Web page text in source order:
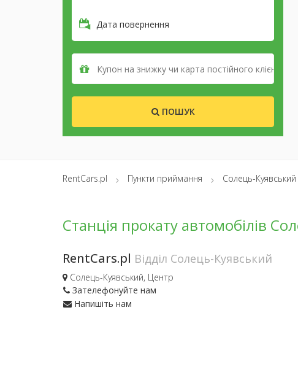
Дата повернення
ПОШУК
RentCars.pl Пункти приймання Солець-Куявський
Станція прокату автомобілів
RentCars.pl Відділ Солець-Куявський
Солець-Куявський, Центр
Зателефонуйте нам
Напишіть нам